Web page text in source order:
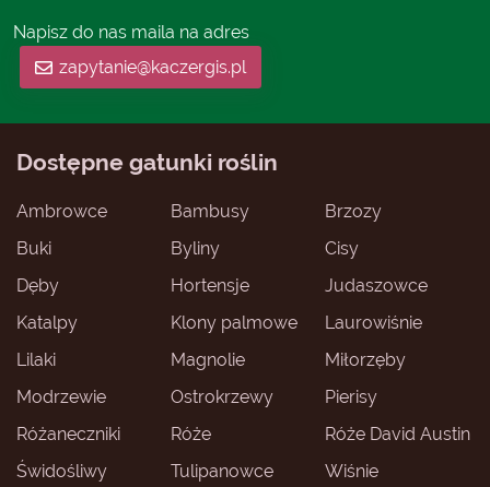
Napisz do nas maila na adres
zapytanie@kaczergis.pl
Dostępne gatunki roślin
Ambrowce Bambusy
Brzozy
Buki
Byliny
Cisy
Dęby
Hortensje
Judaszowce
Katalpy
Klony palmowe
Laurowiśnie
Lilaki
Magnolie
Miłorzęby
Modrzewie
Ostrokrzewy
Pierisy
Różaneczniki
Róże
Róże David Austin
Świdośliwy
Tulipanowce Wiśnie